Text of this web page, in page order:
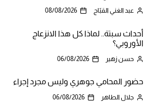
عبد الغني القبّاج 08/08/2026
أحداث سبتة.. لماذا كل هذا الانزعاج
الأوروبي؟
حسن زهير 06/08/2026
حضور المحامي جوهري وليس مجرد إجراء
جلال الطاهر 06/08/2026